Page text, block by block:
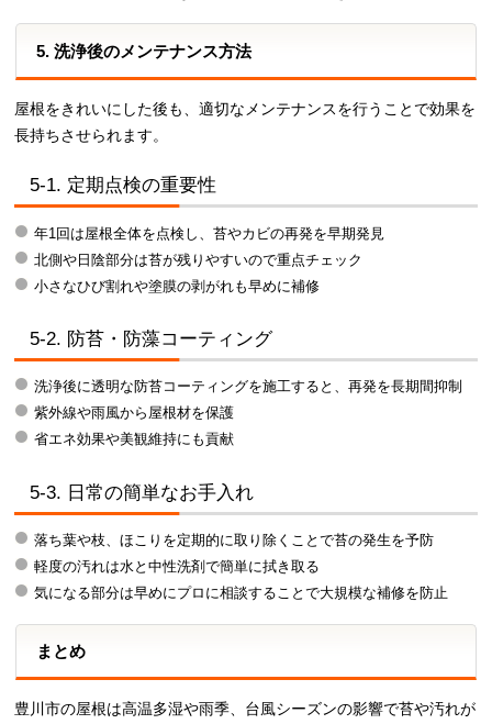
5. 洗浄後のメンテナンス方法
屋根をきれいにした後も、適切なメンテナンスを行うことで効果を
長持ちさせられます。
5-1. 定期点検の重要性
年1回は屋根全体を点検し、苔やカビの再発を早期発見
北側や日陰部分は苔が残りやすいので重点チェック
小さなひび割れや塗膜の剥がれも早めに補修
5-2. 防苔・防藻コーティング
洗浄後に透明な防苔コーティングを施工すると、再発を長期間抑制
紫外線や雨風から屋根材を保護
省エネ効果や美観維持にも貢献
5-3. 日常の簡単なお手入れ
落ち葉や枝、ほこりを定期的に取り除くことで苔の発生を予防
軽度の汚れは水と中性洗剤で簡単に拭き取る
気になる部分は早めにプロに相談することで大規模な補修を防止
まとめ
豊川市の屋根は高温多湿や雨季、台風シーズンの影響で苔や汚れが